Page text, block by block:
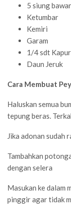
5 siung
Ketumbar
Kemiri
Garam
1/4 sdt
Daun Jeruk
Cara Membuat
Haluskan semua
tepung beras.
Jika adonan sudah
Tambahkan
dengan selera
Masukan ke dalam
pinggir agar tidak